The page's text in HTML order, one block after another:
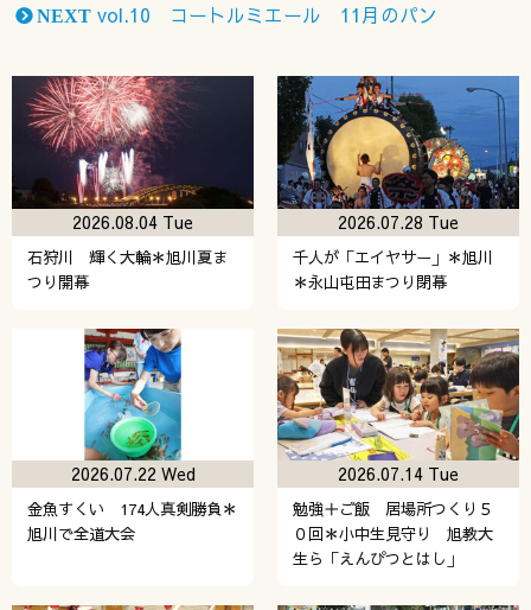
NEXT vol.10 コートルミエール 11月のパン
石狩川 輝く大輪＊旭川夏ま
つり開幕
2026.08.04 Tue
千人が「エイヤサー」＊旭川
＊永山屯田まつり閉幕
2026.07.28 Tue
金魚すくい 174人真剣勝負＊
旭川で全道大会
2026.07.22 Wed
勉強＋ご飯 居場所つくり５
０回＊小中生見守り 旭教大
生ら「えんぴつとはし」
2026.07.14 Tue